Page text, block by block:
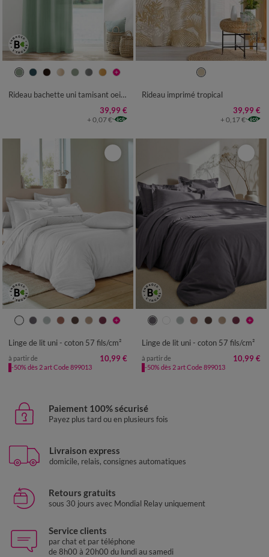
Rideau bachette uni tamisant oeillets
39,99 €
+ 0,07 €
Rideau imprimé tropical
39,99 €
+ 0,17 €
Linge de lit uni - coton 57 fils/cm²
à partir de 10,99 €
-50% dès 2 art Code 899013
Linge de lit uni - coton 57 fils/cm²
à partir de 10,99 €
-50% dès 2 art Code 899013
Paiement 100% sécurisé
Payez plus tard ou en plusieurs fois
Livraison express
domicile, relais, consignes automatiques
Retours gratuits
sous 30 jours avec Mondial Relay uniquement
Service clients
par chat et par téléphone
de 8h00 à 20h00 du lundi au samedi